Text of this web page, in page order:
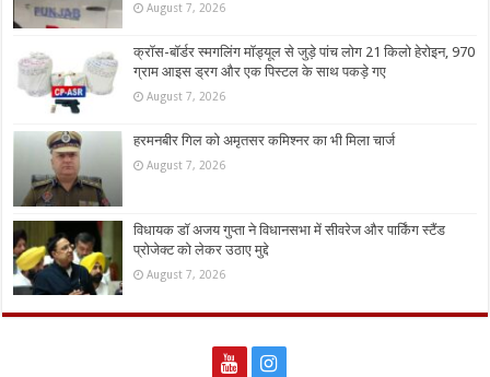
August 7, 2026
क्रॉस-बॉर्डर स्मगलिंग मॉड्यूल से जुड़े पांच लोग 21 किलो हेरोइन, 970
ग्राम आइस ड्रग और एक पिस्टल के साथ पकड़े गए
August 7, 2026
हरमनबीर गिल को अमृतसर कमिश्नर का भी मिला चार्ज
August 7, 2026
विधायक डॉ अजय गुप्ता ने विधानसभा में सीवरेज और पार्किंग स्टैंड
प्रोजेक्ट को लेकर उठाए मुद्दे
August 7, 2026